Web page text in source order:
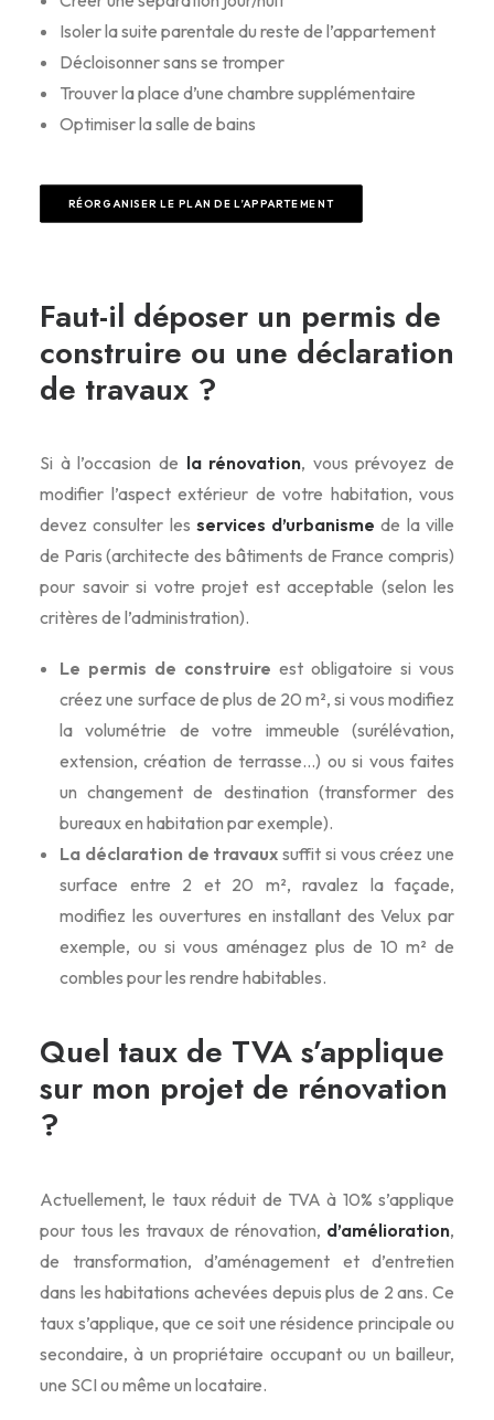
Isoler la suite parentale du reste de l’appartement
Décloisonner sans se tromper
Trouver la place d’une chambre supplémentaire
Optimiser la salle de bains
RÉORGANISER LE PLAN DE L’APPARTEMENT
Faut-il déposer un permis de
construire ou une déclaration
de travaux ?
Si à l’occasion de la rénovation, vous prévoyez de
modifier l’aspect extérieur de votre habitation, vous
devez consulter les services d’urbanisme de la ville
de Paris (architecte des bâtiments de France compris)
pour savoir si votre projet est acceptable (selon les
critères de l’administration).
Le permis de construire est obligatoire si vous
créez une surface de plus de 20 m², si vous modifiez
la volumétrie de votre immeuble (surélévation,
extension, création de terrasse…) ou si vous faites
un changement de destination (transformer des
bureaux en habitation par exemple).
La déclaration de travaux suffit si vous créez une
surface entre 2 et 20 m², ravalez la façade,
modifiez les ouvertures en installant des Velux par
exemple, ou si vous aménagez plus de 10 m² de
combles pour les rendre habitables.
Quel taux de TVA s’applique
sur mon projet de rénovation
?
Actuellement, le taux réduit de TVA à 10% s’applique
pour tous les travaux de rénovation, d’amélioration,
de transformation, d’aménagement et d’entretien
dans les habitations achevées depuis plus de 2 ans. Ce
taux s’applique, que ce soit une résidence principale ou
secondaire, à un propriétaire occupant ou un bailleur,
une SCI ou même un locataire.